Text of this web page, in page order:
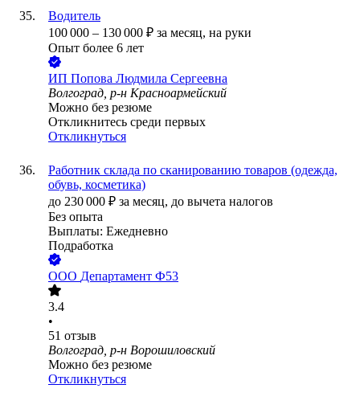
Водитель
100 000 – 130 000 ₽ за месяц, на руки
Опыт более 6 лет
ИП Попова Людмила Сергеевна
Волгоград, р-н Красноармейский
Можно без резюме
Откликнитесь среди первых
Откликнуться
Работник склада по сканированию товаров (одежда,
обувь, косметика)
до 230 000 ₽ за месяц, до вычета налогов
Без опыта
Выплаты: Ежедневно
Подработка
ООО Департамент Ф53
3.4
•
51 отзыв
Волгоград, р-н Ворошиловский
Можно без резюме
Откликнуться